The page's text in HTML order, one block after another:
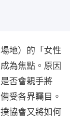
地）的「女性
為焦點。原因
否會親手將
受各界矚目。
協會又將如何